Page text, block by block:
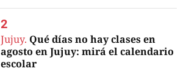
Jujuy. Qué días no hay clases en
agosto en Jujuy: mirá el calendario
escolar